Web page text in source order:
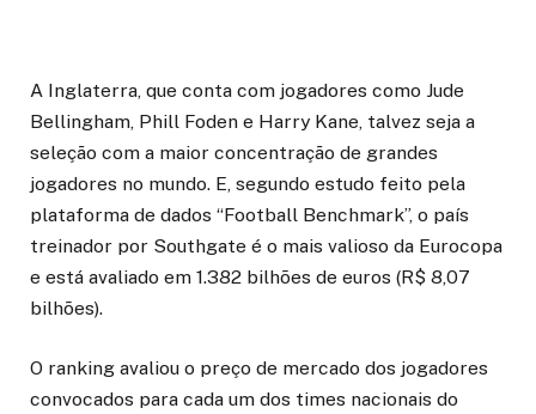
A Inglaterra, que conta com jogadores como Jude
Bellingham, Phill Foden e Harry Kane, talvez seja a
seleção com a maior concentração de grandes
jogadores no mundo. E, segundo estudo feito pela
plataforma de dados “Football Benchmark”, o país
treinador por Southgate é o mais valioso da Eurocopa
e está avaliado em 1.382 bilhões de euros (R$ 8,07
bilhões).
O ranking avaliou o preço de mercado dos jogadores
convocados para cada um dos times nacionais do